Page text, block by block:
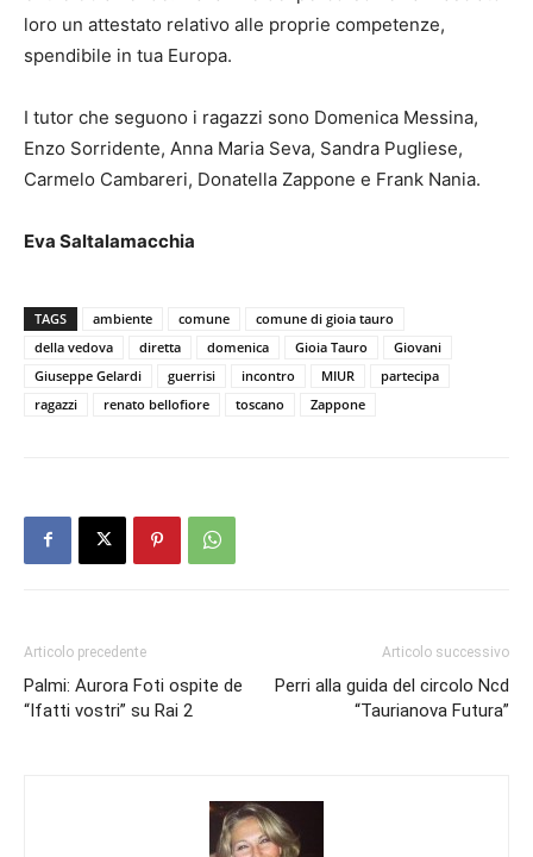
loro un attestato relativo alle proprie competenze,
spendibile in tua Europa.
I tutor che seguono i ragazzi sono Domenica Messina,
Enzo Sorridente, Anna Maria Seva, Sandra Pugliese,
Carmelo Cambareri, Donatella Zappone e Frank Nania.
Eva Saltalamacchia
TAGS ambiente comune
comune di gioia tauro
della vedova
diretta domenica Gioia Tauro
Giovani
Giuseppe Gelardi
guerrisi incontro MIUR
partecipa
ragazzi
renato bellofiore toscano Zappone
Articolo precedente
Palmi: Aurora Foti ospite de
“Ifatti vostri” su Rai 2
Articolo successivo
Perri alla guida del circolo Ncd
“Taurianova Futura”